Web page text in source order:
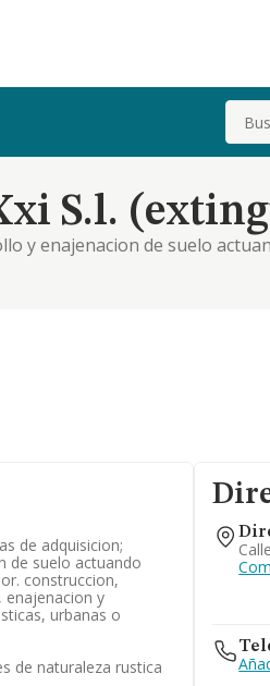
Buscar
S.l.
y enajenacion de suelo
enajenacion y explotacion de
de adquisicion;
de suelo actuando
construccion,
enajenacion y
urbanas o
de naturaleza rustica